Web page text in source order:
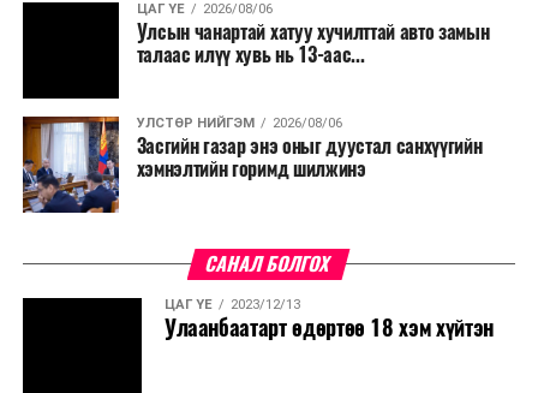
ЦАГ ҮЕ 2026/08/06
Улсын чанартай хатуу хучилттай авто замын
талаас илүү хувь нь 13-аас...
УЛСТӨР НИЙГЭМ 2026/08/06
Засгийн газар энэ оныг дуустал санхүүгийн
хэмнэлтийн горимд шилжинэ
САНАЛ БОЛГОХ
ЦАГ ҮЕ 2023/12/13
Улаанбаатарт өдөртөө 18 хэм хүйтэн